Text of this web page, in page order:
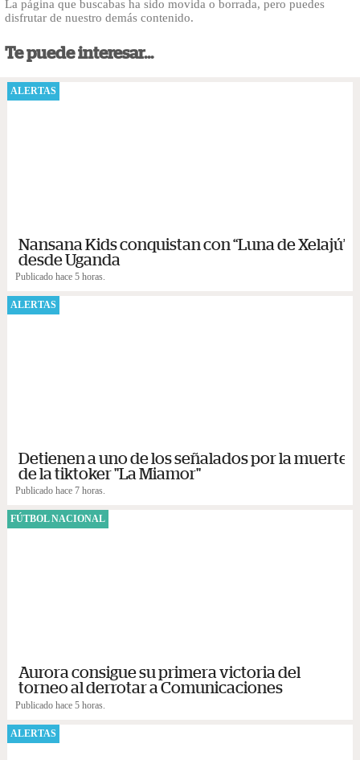
La página que buscabas ha sido movida o borrada, pero puedes
disfrutar de nuestro demás contenido.
Te puede interesar...
ALERTAS
Nansana Kids conquistan con “Luna de Xelajú”
desde Uganda
Publicado hace 5 horas.
ALERTAS
Detienen a uno de los señalados por la muerte
de la tiktoker "La Miamor"
Publicado hace 7 horas.
FÚTBOL NACIONAL
Aurora consigue su primera victoria del
torneo al derrotar a Comunicaciones
Publicado hace 5 horas.
ALERTAS